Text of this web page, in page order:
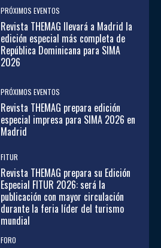
PRÓXIMOS EVENTOS
Revista THEMAG llevará a Madrid la
edición especial más completa de
República Dominicana para SIMA
2026
PRÓXIMOS EVENTOS
Revista THEMAG prepara edición
especial impresa para SIMA 2026 en
Madrid
FITUR
Revista THEMAG prepara su Edición
Especial FITUR 2026: será la
publicación con mayor circulación
durante la feria líder del turismo
mundial
FORO